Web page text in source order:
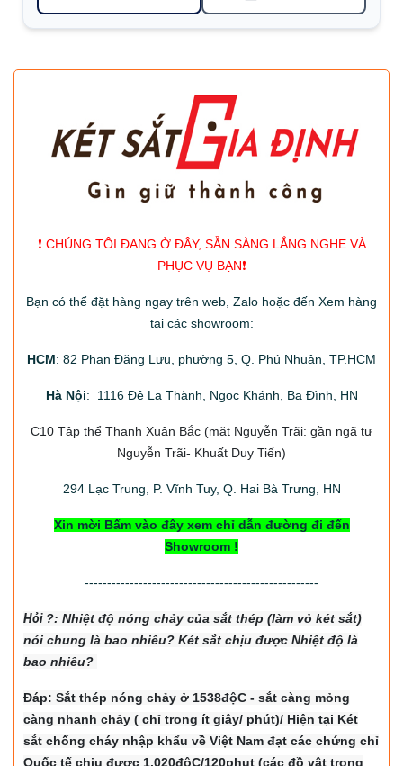
❗️ CHÚNG TÔI ĐANG Ở ĐÂY, SẴN SÀNG LẮNG NGHE VÀ
PHỤC VỤ BẠN❗️
Bạn có thể đặt hàng ngay trên web, Zalo hoặc đến Xem hàng
tại các showroom:
HCM: 82 Phan Đăng Lưu, phường 5, Q. Phú Nhuận, TP.HCM
Hà Nội: 1116 Đê La Thành, Ngọc Khánh, Ba Đình, HN
C10 Tập thể Thanh Xuân Bắc (mặt Nguyễn Trãi: gần ngã tư
Nguyễn Trãi- Khuất Duy Tiến)
294Lạc Trung, P. Vĩnh Tuy, Q. Hai Bà Trưng, HN
Xin mời Bấm vào đây xem chỉ dẫn đường đi đến
Showroom !
----------------------------------------------------
Hỏi ?: Nhiệt độ nóng chảy của sắt thép (làm vỏ két sắt)
nói chung là bao nhiêu? Két sắt chịu được Nhiệt độ là
bao nhiêu?
Đáp: Sắt thép nóng chảy ở 1538độC - sắt càng mỏng
càng nhanh chảy ( chỉ trong ít giây/ phút)/ Hiện tại Két
sắt chống cháy nhập khẩu về Việt Nam đạt các chứng chỉ
Quốc tế chịu được 1.020độC/120phut (các đồ vật trong